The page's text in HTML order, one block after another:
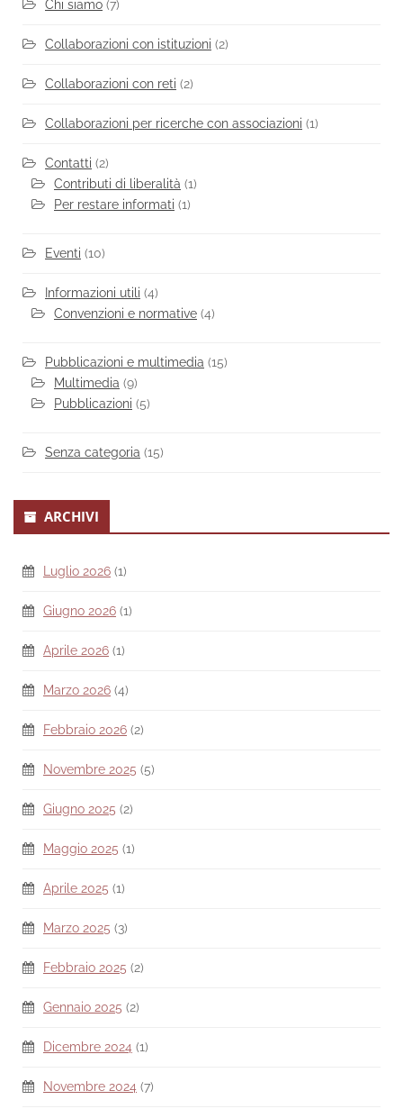
Chi siamo (7)
Collaborazioni con istituzioni (2)
Collaborazioni con reti (2)
Collaborazioni per ricerche con associazioni (1)
Contatti (2)
Contributi di liberalità (1)
Per restare informati (1)
Eventi (10)
Informazioni utili (4)
Convenzioni e normative (4)
Pubblicazioni e multimedia (15)
Multimedia (9)
Pubblicazioni (5)
Senza categoria (15)
ARCHIVI
Luglio 2026 (1)
Giugno 2026 (1)
Aprile 2026 (1)
Marzo 2026 (4)
Febbraio 2026 (2)
Novembre 2025 (5)
Giugno 2025 (2)
Maggio 2025 (1)
Aprile 2025 (1)
Marzo 2025 (3)
Febbraio 2025 (2)
Gennaio 2025 (2)
Dicembre 2024 (1)
Novembre 2024 (7)